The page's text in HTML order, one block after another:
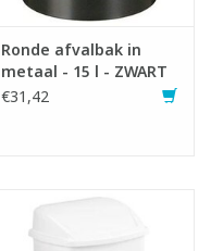
Ronde afvalbak in
metaal - 15 l - ZWART
€31,42